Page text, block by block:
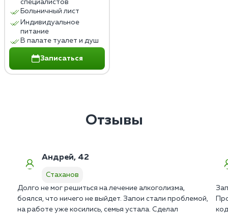
специалистов
Больничный лист
Индивидуальное
питание
В палате туалет и душ
Записаться
Отзывы
Андрей, 42
Стаханов
Долго не мог решиться на лечение алкоголизма,
боялся, что ничего не выйдет. Запои стали проблемой,
на работе уже косились, семья устала. Сделал